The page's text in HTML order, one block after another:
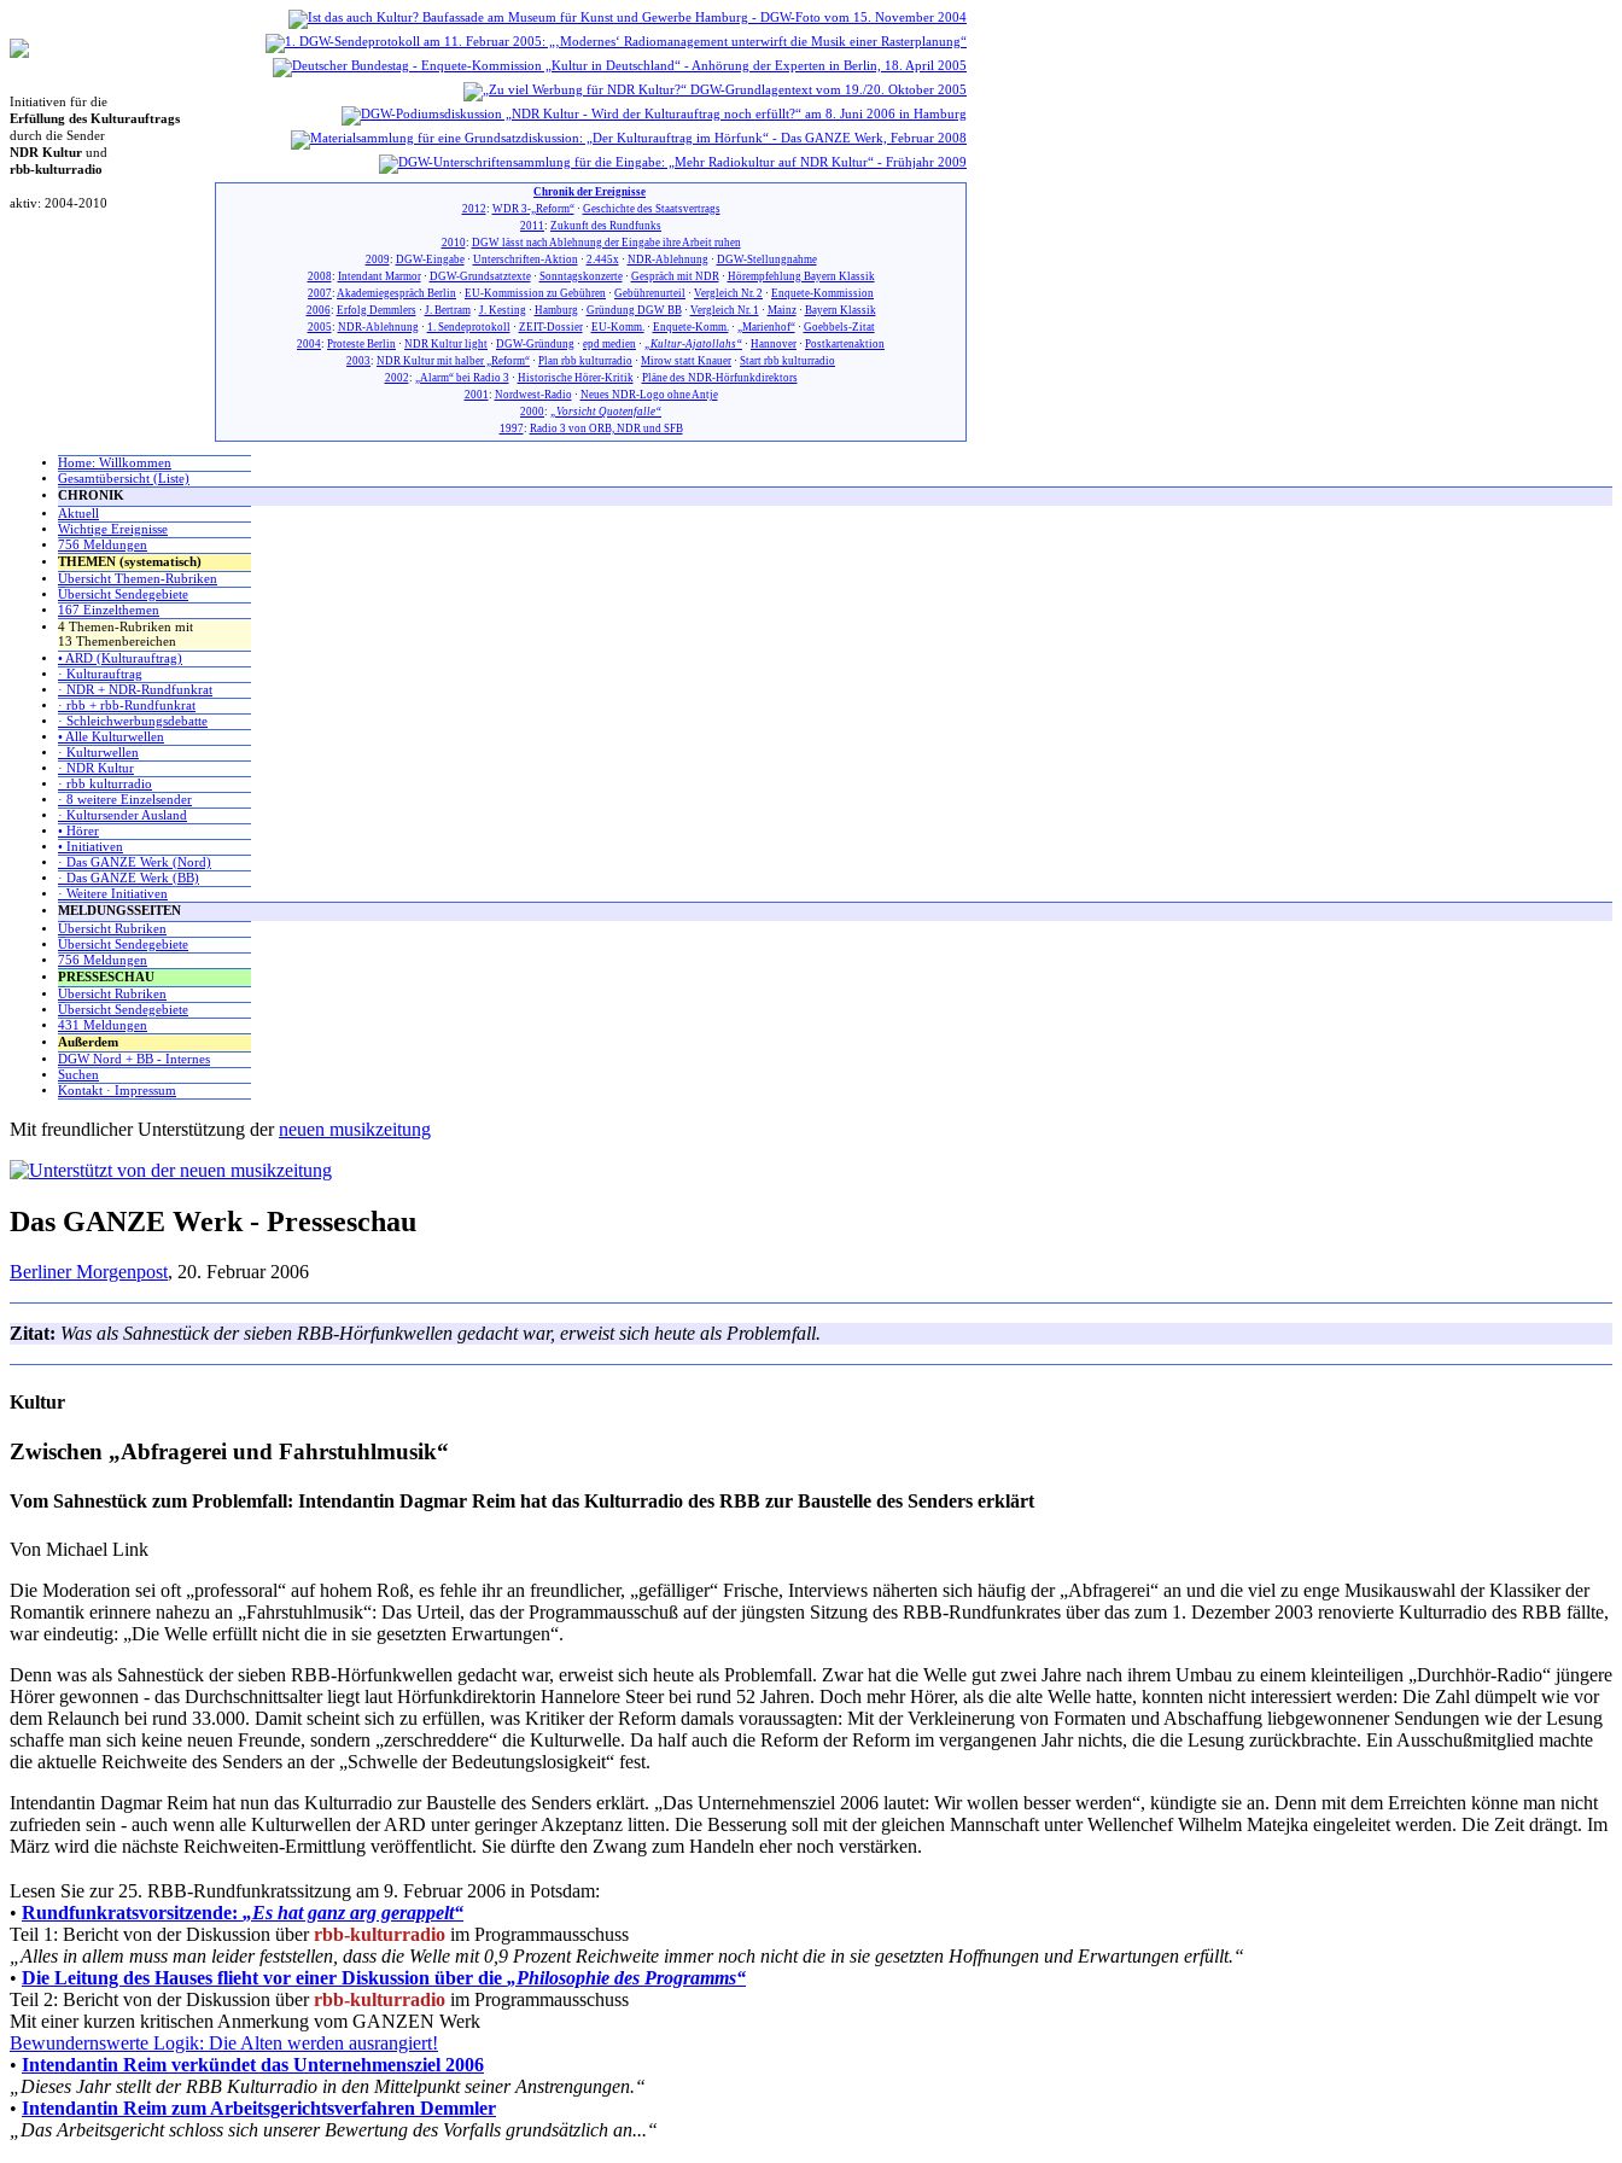
Initiativen für die
Erfüllung des Kulturauftrags
durch die Sender
NDR Kultur und
rbb-kulturradio
aktiv: 2004-2010
Chronik der Ereignisse
2012: WDR 3-„Reform“· Geschichte des Staatsvertrags
2011: Zukunft des Rundfunks
2010: DGW lässt nach Ablehnung der Eingabe ihre Arbeit ruhen
2009: DGW-Eingabe· Unterschriften-Aktion· 2.445x· NDR-Ablehnung· DGW-Stellungnahme
2008: Intendant Marmor· DGW-Grundsatztexte· Sonntagskonzerte· Gespräch mit NDR· Hörempfehlung Bayern Klassik
2007: Akademiegespräch Berlin · EU-Kommission zu Gebühren · Gebührenurteil · Vergleich Nr. 2 · Enquete-Kommission
2006: Erfolg Demmlers· J. Bertram· J. Kesting· Hamburg· Gründung DGW BB· Vergleich Nr. 1 · Mainz· Bayern Klassik
2005: NDR-Ablehnung· 1. Sendeprotokoll· ZEIT-Dossier· EU-Komm.· Enquete-Komm.· „Marienhof“· Goebbels-Zitat
2004: Proteste Berlin · NDR Kultur light · DGW-Gründung · epd medien · „Kultur-Ajatollahs“ · Hannover · Postkartenaktion
2003: NDR Kultur mit halber „Reform“ · Plan rbb kulturradio · Mirow statt Knauer · Start rbb kulturradio
2002: „Alarm“ bei Radio 3 · Historische Hörer-Kritik· Pläne des NDR-Hörfunkdirektors
2001: Nordwest-Radio· Neues NDR-Logo ohne Antje
2000: „Vorsicht Quotenfalle“
1997: Radio 3 von ORB, NDR und SFB
Home: Willkommen
Gesamtübersicht (Liste)
CHRONIK
Aktuell
Wichtige Ereignisse
756 Meldungen
THEMEN (systematisch)
Übersicht Themen-Rubriken
Übersicht Sendegebiete
167 Einzelthemen
4 Themen-Rubriken mit
13 Themenbereichen
• ARD (Kulturauftrag)
· Kulturauftrag
· NDR + NDR-Rundfunkrat
· rbb + rbb-Rundfunkrat
· Schleichwerbungsdebatte
• Alle Kulturwellen
· Kulturwellen
· NDR Kultur
· rbb kulturradio
· 8 weitere Einzelsender
· Kultursender Ausland
• Hörer
• Initiativen
· Das GANZE Werk (Nord)
· Das GANZE Werk (BB)
· Weitere Initiativen
MELDUNGSSEITEN
Übersicht Rubriken
Übersicht Sendegebiete
756 Meldungen
PRESSESCHAU
Übersicht Rubriken
Übersicht Sendegebiete
431 Meldungen
Außerdem
DGW Nord + BB - Internes
Suchen
Kontakt · Impressum
Mit freundlicher Unterstützung derneuen musikzeitung
Das GANZE Werk - Presseschau
Berliner Morgenpost, 20. Februar 2006
Zitat: Was als Sahnestück der sieben RBB-Hörfunkwellen gedacht war, erweist sich heute als Problemfall.
Kultur
Zwischen „Abfragerei und Fahrstuhlmusik“
Vom Sahnestück zum Problemfall: Intendantin Dagmar Reim hat das Kulturradio des RBB zur Baustelle des Senders erklärt
Von Michael Link
Die Moderation sei oft „professoral“ auf hohem Roß, es fehle ihr an freundlicher, „gefälliger“ Frische, Interviews näherten sich häufig der „Abfragerei“ an und die viel zu enge Musikauswahl der Klassiker der
Romantik erinnere nahezu an „Fahrstuhlmusik“: Das Urteil, das der Programmausschuß auf der jüngsten Sitzung des RBB-Rundfunkrates über das zum 1. Dezember 2003 renovierte Kulturradio des RBB fällte,
war eindeutig: „Die Welle erfüllt nicht die in sie gesetzten Erwartungen“.
Denn was als Sahnestück der sieben RBB-Hörfunkwellen gedacht war, erweist sich heute als Problemfall. Zwar hat die Welle gut zwei Jahre nach ihrem Umbau zu einem kleinteiligen „Durchhör-Radio“ jüngere
Hörer gewonnen - das Durchschnittsalter liegt laut Hörfunkdirektorin Hannelore Steer bei rund 52 Jahren. Doch mehr Hörer, als die alte Welle hatte, konnten nicht interessiert werden: Die Zahl dümpelt wie vor
dem Relaunch bei rund 33.000. Damit scheint sich zu erfüllen, was Kritiker der Reform damals voraussagten: Mit der Verkleinerung von Formaten und Abschaffung liebgewonnener Sendungen wie der Lesung
schaffe man sich keine neuen Freunde, sondern „zerschreddere“ die Kulturwelle. Da half auch die Reform der Reform im vergangenen Jahr nichts, die die Lesung zurückbrachte. Ein Ausschußmitglied machte
die aktuelle Reichweite des Senders an der „Schwelle der Bedeutungslosigkeit“ fest.
Intendantin Dagmar Reim hat nun das Kulturradio zur Baustelle des Senders erklärt. „Das Unternehmensziel 2006 lautet: Wir wollen besser werden“, kündigte sie an. Denn mit dem Erreichten könne man nicht
zufrieden sein - auch wenn alle Kulturwellen der ARD unter geringer Akzeptanz litten. Die Besserung soll mit der gleichen Mannschaft unter Wellenchef Wilhelm Matejka eingeleitet werden. Die Zeit drängt. Im
März wird die nächste Reichweiten-Ermittlung veröffentlicht. Sie dürfte den Zwang zum Handeln eher noch verstärken.
Lesen Sie zur 25. RBB-Rundfunkratssitzung am 9. Februar 2006 in Potsdam:
• Rundfunkratsvorsitzende: „Es hat ganz arg gerappelt“
Teil 1: Bericht von der Diskussion überrbb-kulturradio im Programmausschuss
„Alles in allem muss man leider feststellen, dass die Welle mit 0,9 Prozent Reichweite immer noch nicht die in sie gesetzten Hoffnungen und Erwartungen erfüllt.“
• Die Leitung des Hauses flieht vor einer Diskussion über die „Philosophie des Programms“
Teil 2: Bericht von der Diskussion überrbb-kulturradio im Programmausschuss
Mit einer kurzen kritischen Anmerkung vom GANZEN Werk
Bewundernswerte Logik: Die Alten werden ausrangiert!
• Intendantin Reim verkündet das Unternehmensziel 2006
„Dieses Jahr stellt der RBB Kulturradio in den Mittelpunkt seiner Anstrengungen.“
• Intendantin Reim zum Arbeitsgerichtsverfahren Demmler
„Das Arbeitsgericht schloss sich unserer Bewertung des Vorfalls grundsätzlich an...“